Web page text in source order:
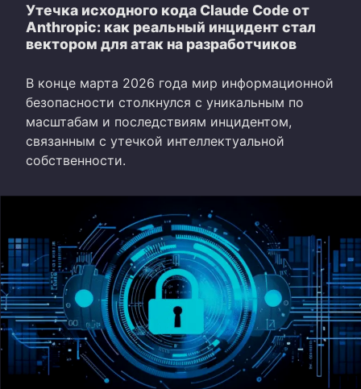
Утечка исходного кода Claude Code от
Anthropic: как реальный инцидент стал
вектором для атак на разработчиков
В конце марта 2026 года мир информационной
безопасности столкнулся с уникальным по
масштабам и последствиям инцидентом,
связанным с утечкой интеллектуальной
собственности.